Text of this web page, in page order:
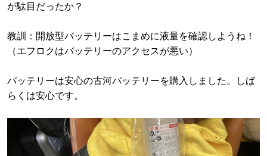
が駄目だったか？
教訓：開放型バッテリーはこまめに液量を確認しようね！
（エフロクはバッテリーのアクセスが悪い）
バッテリーは安心の古河バッテリーを購入しました。しば
らくは安心です。